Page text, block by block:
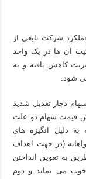
شرکت تابعی از
آن ها در یک واحد
کاهش یافته و به
شود.
دچار تعدیل شدید
قیمت سهام دو علت
به دلیل انگیزه های
(در جهت اهداف
به تعویق انداختن
خوب می نماید و دوم